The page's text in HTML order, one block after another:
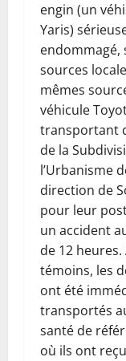
engin (un
Yaris)
endommagé,
sources
mêmes
véhicule
transportant
de la
l’Urbanisme
direction de
pour leur
un accident
de 12
témoins, les
ont été
transportés
santé de
où ils ont